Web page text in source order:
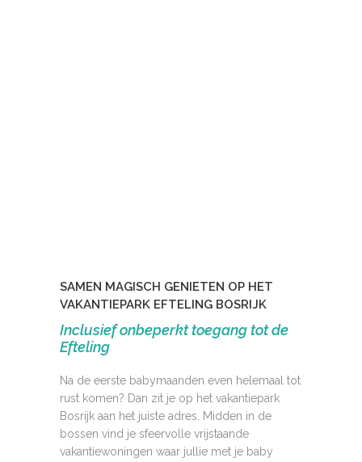
SAMEN MAGISCH GENIETEN OP HET
VAKANTIEPARK EFTELING BOSRIJK
Inclusief onbeperkt toegang tot de
Efteling
Na de eerste babymaanden even helemaal tot
rust komen? Dan zit je op het vakantiepark
Bosrijk aan het juiste adres. Midden in de
bossen vind je sfeervolle vrijstaande
vakantiewoningen waar jullie met je baby